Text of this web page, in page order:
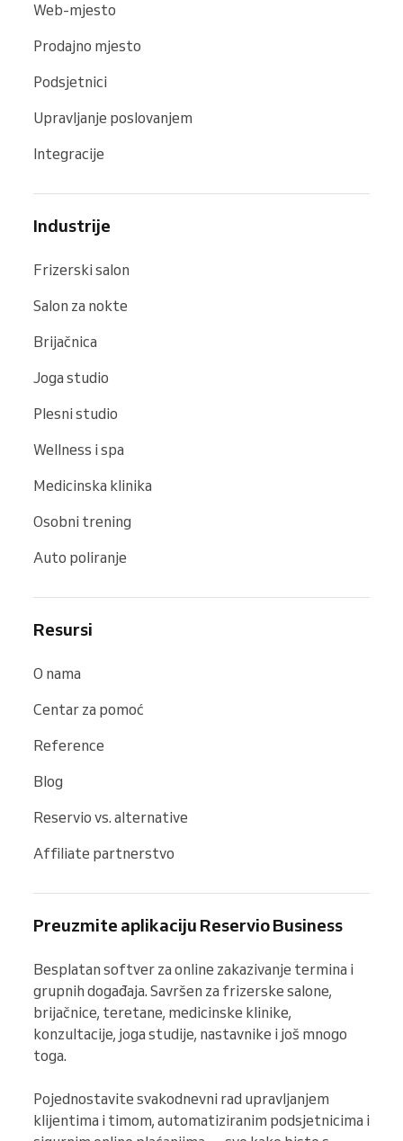
Web-mjesto
Prodajno mjesto
Podsjetnici
Upravljanje poslovanjem
Integracije
Industrije
Frizerski salon
Salon za nokte
Brijačnica
Joga studio
Plesni studio
Wellness i spa
Medicinska klinika
Osobni trening
Auto poliranje
Resursi
O nama
Centar za pomoć
Reference
Blog
Reservio vs. alternative
Affiliate partnerstvo
Preuzmite aplikaciju Reservio Business
Besplatan softver za online zakazivanje termina i
grupnih događaja. Savršen za frizerske salone,
brijačnice, teretane, medicinske klinike,
konzultacije, joga studije, nastavnike i još mnogo
toga.
Pojednostavite svakodnevni rad upravljanjem
klijentima i timom, automatiziranim podsjetnicima i